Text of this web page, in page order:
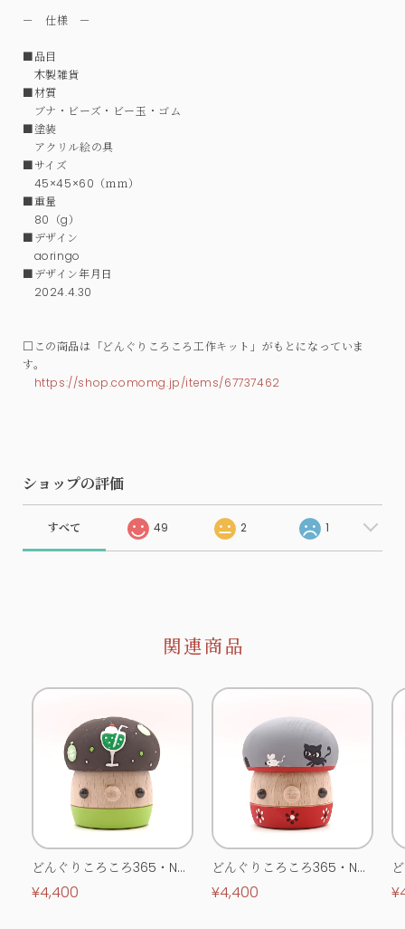
－ 仕様 －
■品目
木製雑貨
■材質
ブナ・ビーズ・ビー玉・ゴム
■塗装
アクリル絵の具
■サイズ
45×45×60（ｍｍ）
■重量
80（g）
■デザイン
aoringo
■デザイン年月日
2024.4.30
□この商品は「どんぐりころころ工作キット」がもとになっていま
す。
https://shop.comomg.jp/items/67737462
ショップの評価
すべて 49 2 1
関連商品
どんぐりころころ365・No.
0513
¥4,400
どんぐりころころ365・No.
0514
¥4,400